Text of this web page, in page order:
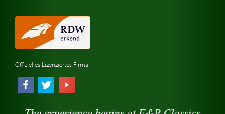
Automarken uhren
Offizielles Lizenziertes Firma